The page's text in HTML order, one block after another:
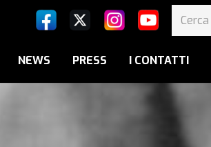
NEWS PRESS I CONTATTI